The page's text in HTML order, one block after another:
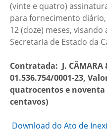
(vinte e quatro)
para fornecimento
12 (doze) meses,
Secretaria de Estado da
Contratada: J. CÂMARA
01.536.754/0001-23,
quatrocentos e
centavos)
Download do Ato de